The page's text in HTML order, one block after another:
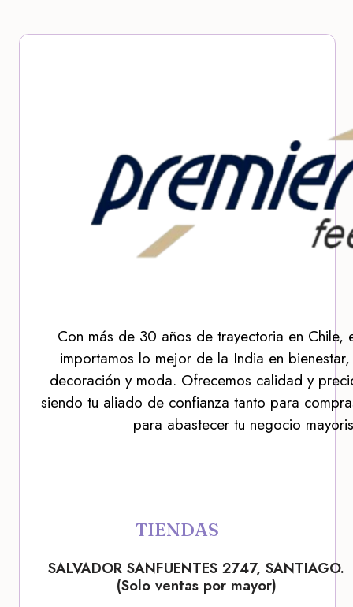
Con más de 30 años de trayectoria en Chile,
importamos lo mejor de la India en
decoración y moda. Ofrecemos calidad y
siendo tu aliado de confianza tanto para
para abastecer tu negocio
TIENDAS
SALVADOR SANFUENTES 2747, SANTIAGO.
(Solo ventas por mayor)